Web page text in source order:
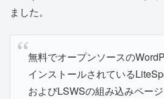
ました。
無料でオープンソースの
インストールされている
およびLSWSの組み込みペー